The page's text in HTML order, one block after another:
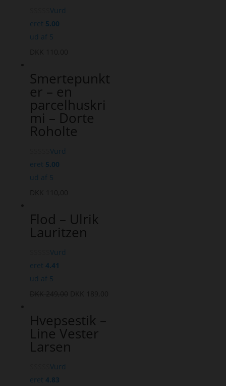
Vurd
eret 5.00
ud af 5
Smertepunkt
er – en
parcelhuskri
mi – Dorte
Roholte
Vurd
eret 5.00
ud af 5
Flod – Ulrik
Lauritzen
Vurd
eret 4.41
ud af 5
Hvepsestik –
Line Vester
Larsen
Vurd
eret 4.83